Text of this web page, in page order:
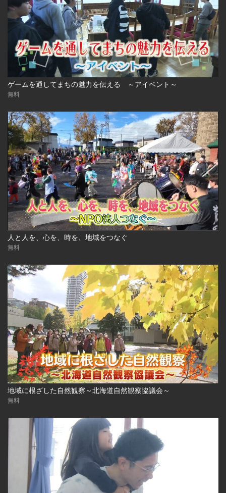
ゲームを通してまちの魅力を伝える ～アイベント～
無料
人と人を、心を、時を、地域をつなぐ
無料
地域に根ざした自然観察～北海道自然観察協議会～
無料